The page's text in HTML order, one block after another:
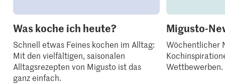
Was koche ich heute?
Schnell etwas Feines kochen im Alltag:
Mit den vielfältigen, saisonalen
Alltagsrezepten von Migusto ist das
ganz einfach.
Migusto-
Wöchentlicher
Wettbewerben.